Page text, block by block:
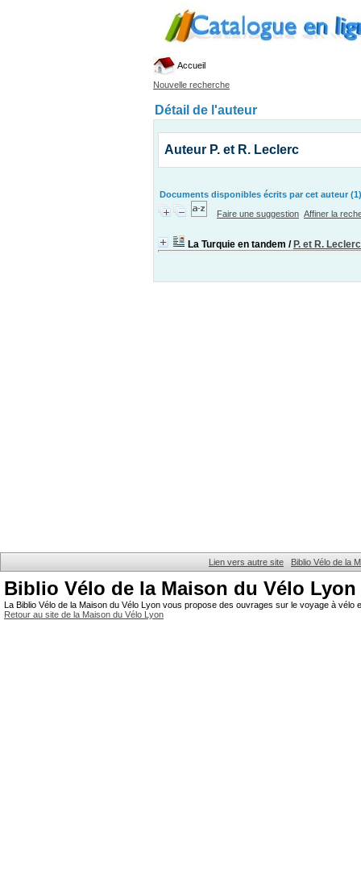
Accueil
Nouvelle recherche
Détail de l'auteur
Auteur P. et R. Leclerc
Documents disponibles écrits par cet auteur (1)
Faire une suggestion Affiner la
La Turquie en tandem / P. et R. Leclerc
Lien vers autre site Biblio Vélo de la
Biblio Vélo de la Maison du Vélo Lyon
La Biblio Vélo de la Maison du Vélo Lyon vous propose des ouvrages sur le voyage à
Retour au site de la Maison du Vélo Lyon